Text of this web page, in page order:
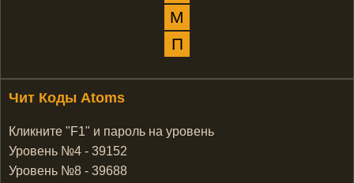
M
П
Чит Коды Atoms
Кликните "F1" и пароль на уровень
Уровень №4 - 39152
Уровень №8 - 39688